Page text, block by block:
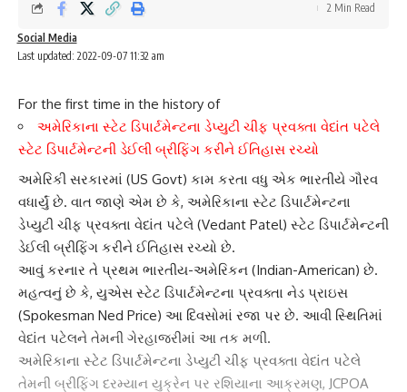
Last updated: 2022-09-07 11:32 am
Social Media
2 Min Read
For the first time in the history of
અમેરિકાના સ્ટેટ ડિપાર્ટમેન્ટના ડેપ્યુટી ચીફ પ્રવક્તા વેદાંત પટેલે
સ્ટેટ ડિપાર્ટમેન્ટની ડેઈલી બ્રીફિંગ કરીને ઈતિહાસ રચ્યો
અમેરિકી સરકારમાં (US Govt) કામ કરતા વધુ એક ભારતીયે ગૌરવ
વધાર્યું છે. વાત જાણે એમ છે કે, અમેરિકાના સ્ટેટ ડિપાર્ટમેન્ટના
ડેપ્યુટી ચીફ પ્રવક્તા વેદાંત પટેલે (Vedant Patel) સ્ટેટ ડિપાર્ટમેન્ટની
ડેઈલી બ્રીફિંગ કરીને ઈતિહાસ રચ્યો છે.
આવું કરનાર તે પ્રથમ ભારતીય-અમેરિકન (Indian-American) છે.
મહત્વનું છે કે, યુએસ સ્ટેટ ડિપાર્ટમેન્ટના પ્રવક્તા નેડ પ્રાઇસ
(Spokesman Ned Price) આ દિવસોમાં રજા પર છે. આવી સ્થિતિમાં
વેદાંત પટેલને તેમની ગેરહાજરીમાં આ તક મળી.
અમેરિકાના સ્ટેટ ડિપાર્ટમેન્ટના ડેપ્યુટી ચીફ પ્રવક્તા વેદાંત પટેલે
તેમની બ્રીફિંગ દરમ્યાન યુક્રેન પર રશિયાના આક્રમણ, JCPOA